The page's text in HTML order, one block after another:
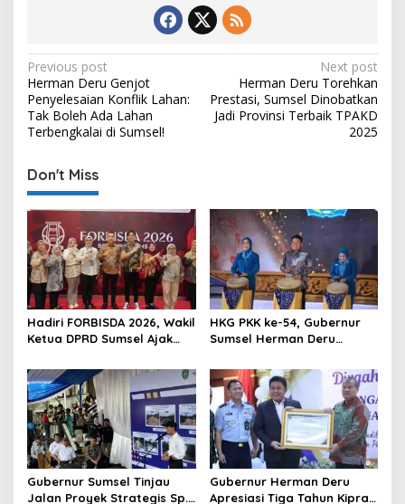
P
o
s
t
n
a
v
i
g
a
t
i
o
n
Previous post
Herman Deru Genjot
Penyelesaian Konflik Lahan:
Tak Boleh Ada Lahan
Terbengkalai di Sumsel!
Next post
Herman Deru Torehkan
Prestasi, Sumsel Dinobatkan
Jadi Provinsi Terbaik TPAKD
2025
Don't Miss
Hadiri FORBISDA 2026, Wakil
Ketua DPRD Sumsel Ajak
Kekuatan Ekonomi Baru
HKG PKK ke-54, Gubernur
Sumsel Herman Deru
dan Penguatan Peran
Perempuan
Gubernur Sumsel Tinjau
Jalan Proyek Strategis Sp.
Gubernur Herman Deru
Apresiasi Tiga Tahun Kiprah